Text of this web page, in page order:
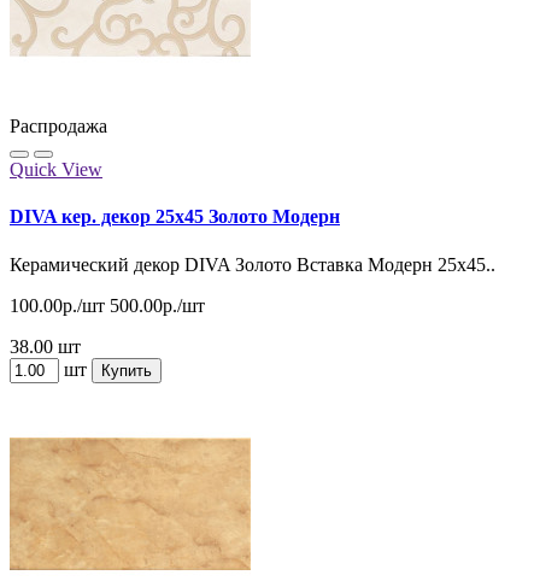
Распродажа
Quick View
DIVA кер. декор 25x45 Золото Модерн
Керамический декор DIVA Золото Вставка Модерн 25х45..
100.00р./шт 500.00р./шт
38.00 шт
шт
Купить